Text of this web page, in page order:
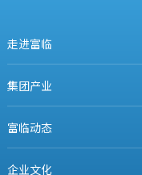
走进富临
集团产业
富临动态
企业文化